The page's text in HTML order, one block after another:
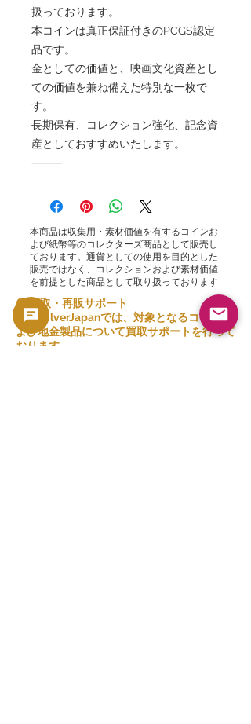
扱っております。
本コインは真正保証付きのPCGS認定
品です。
金としての価値と、映画文化資産とし
ての価値を兼ね備えた特別な一枚で
す。
長期保有、コレクション強化、記念資
産としておすすめいたします。
⸻
本商品は収集用・素材価値を有するコインお
よび紙幣等のコレクターズ商品として販売し
ております。通貨としての使用を目的とした
販売ではなく、コレクションおよび素材価値
を前提とした商品として取り扱っております
🟢 買取・再販サポート
GoldSilverJapanでは、対象となるコインお
よび地金製品について買取サポートを行って
おります。